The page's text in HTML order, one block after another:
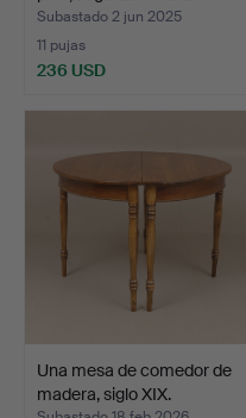
Subastado 2 jun 2025
11 pujas
236 USD
Una mesa de comedor de
madera, siglo XIX.